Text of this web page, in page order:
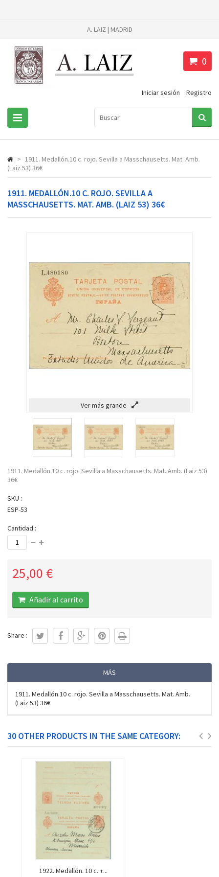
A. LAIZ | MADRID
0
Iniciar sesión Registro
> 1911. Medallón.10 c. rojo. Sevilla a Masschausetts. Mat. Amb.
(Laiz 53) 36€
1911. MEDALLÓN.10 C. ROJO. SEVILLA A
MASSCHAUSETTS. MAT. AMB. (LAIZ 53) 36€
Ver más grande
1911. Medallón.10 c. rojo. Sevilla a Masschausetts. Mat. Amb. (Laiz 53)
36€
SKU :
ESP-53
Cantidad :
25,00 €
Añadir al carrito
Share :
MÁS
1911. Medallón.10 c. rojo. Sevilla a Masschausetts. Mat. Amb.
(Laiz 53) 36€
30 OTHER PRODUCTS IN THE SAME CATEGORY:
1922. Medallón. 10 c. +...